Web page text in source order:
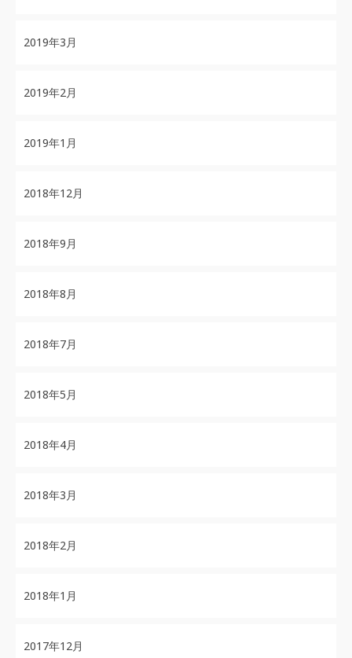
2019年3月
2019年2月
2019年1月
2018年12月
2018年9月
2018年8月
2018年7月
2018年5月
2018年4月
2018年3月
2018年2月
2018年1月
2017年12月